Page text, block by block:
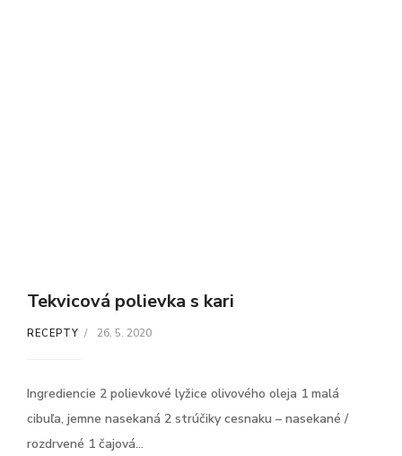
RECEPTY 26. 5. 2020
Tekvicová polievka s kari
Ingrediencie 2 polievkové lyžice olivového oleja 1 malá
cibuľa, jemne nasekaná 2 strúčiky cesnaku – nasekané /
rozdrvené 1 čajová...